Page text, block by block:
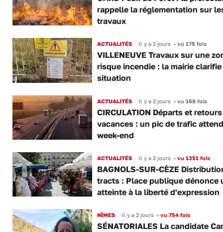
rappelle la réglementation sur
travaux
ACTUALITÉS Il y a 2 jours •vu 175 fois
VILLENEUVE Travaux sur une
risque incendie : la mairie
situation
ACTUALITÉS Il y a 2 jours •vu 168 fois
CIRCULATION Départs et
vacances : un pic de trafic
week-end
ACTUALITÉS Il y a 2 jours •vu 1351 fois
BAGNOLS-SUR-CÈZE
tracts : Place publique dénonce
atteinte à la liberté d'expression
NÎMES Il y a 2 jours •vu 754 fois
SÉNATORIALES La candidate